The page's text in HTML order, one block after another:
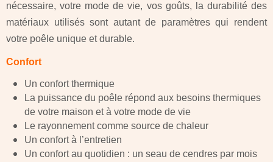
nécessaire, votre mode de vie, vos goûts, la durabilité des
matériaux utilisés sont autant de paramètres qui rendent
votre poêle unique et durable.
Confort
Un confort thermique
La puissance du poêle répond aux besoins thermiques
de votre maison et à votre mode de vie
Le rayonnement comme source de chaleur
Un confort à l’entretien
Un confort au quotidien : un seau de cendres par mois